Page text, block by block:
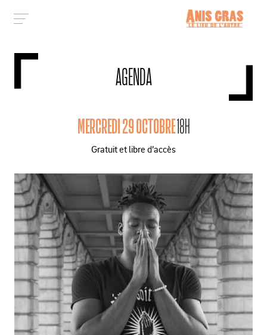
AGENDA
MERCREDI 29 OCTOBRE18H
Gratuit et libre d’accès